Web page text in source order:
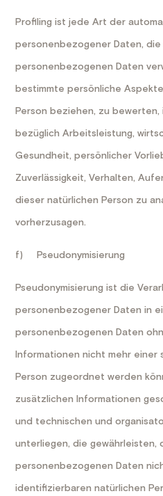
Profiling ist jede Art der
personenbezogener Daten,
personenbezogenen Daten
bestimmte persönliche
Person beziehen, zu
bezüglich Arbeitsleistung,
Gesundheit, persönlicher
Zuverlässigkeit, Verhalten,
dieser natürlichen Person zu
vorherzusagen.
f) Pseudonymisierung
Pseudonymisierung ist die
personenbezogener Daten in
personenbezogenen Daten
Informationen nicht mehr
Person zugeordnet werden
zusätzlichen Informationen
und technischen und
unterliegen, die gewährleisten,
personenbezogenen Daten
identifizierbaren natürlichen